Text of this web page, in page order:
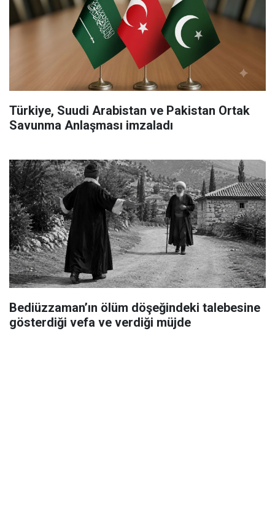
Türkiye, Suudi Arabistan ve Pakistan Ortak
Savunma Anlaşması imzaladı
Bediüzzaman’ın ölüm döşeğindeki talebesine
gösterdiği vefa ve verdiği müjde